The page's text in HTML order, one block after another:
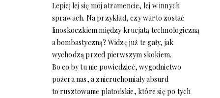
Lepiej lej się mój atramencie, lej w innych
sprawach. Na przykład, czy warto zostać
linoskoczkiem między krucjatą technologiczną
a bombastyczną? Widzę już te gały, jak
wychodzą przed pierwszym skokiem.
Bo co by tu nie powiedzieć, wygodnictwo
pożera nas, a znieruchomiały absurd
to rusztowanie platońskie, które się po tych